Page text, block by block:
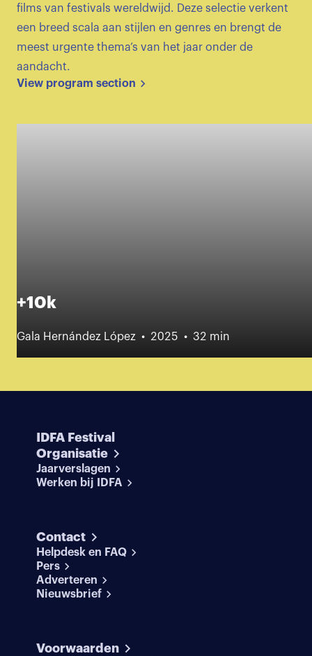
films van festivals wereldwijd. Deze selectie verkent
een breed scala aan stijlen en genres en brengt de
meest urgente thema’s van het jaar onder de
aandacht.
View program section
+10k
Gala Hernández López 2025 32 min
IDFA Festival
Organisatie
Jaarverslagen
Werken bij IDFA
Contact
Helpdesk en FAQ
Pers
Adverteren
Nieuwsbrief
Voorwaarden